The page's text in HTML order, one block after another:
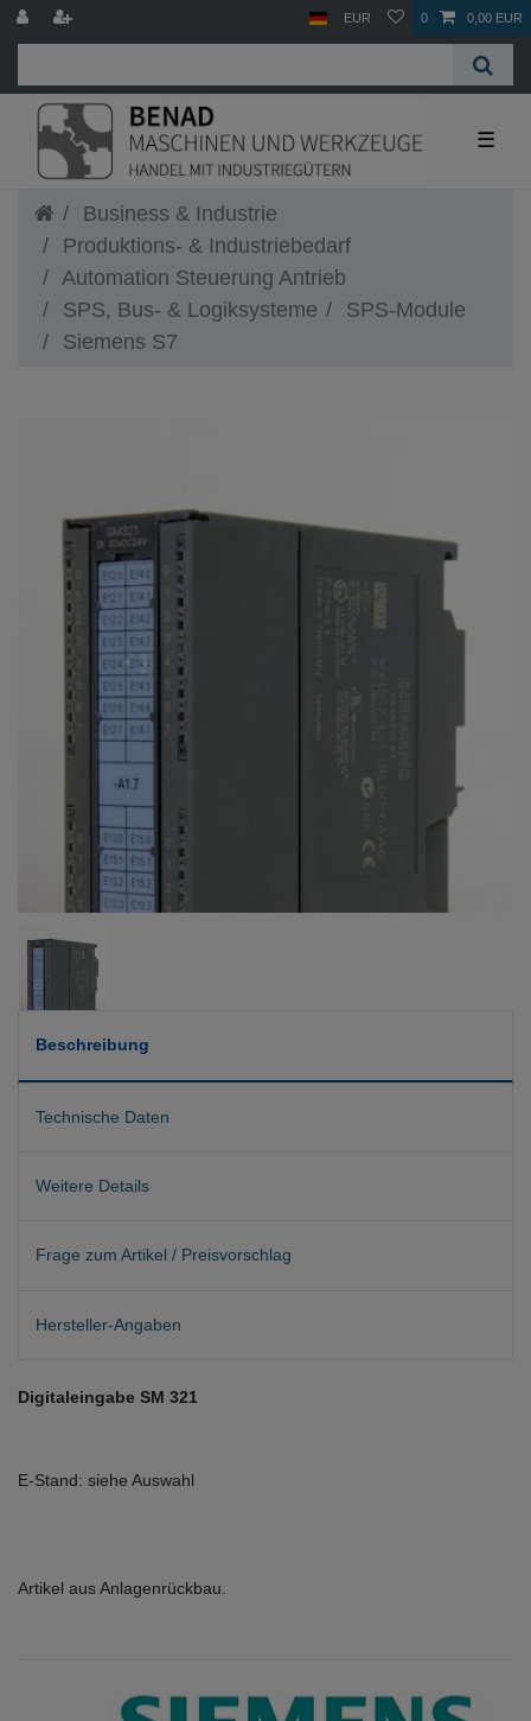
EUR 0 0,00 EUR
☰
Business & Industrie
Produktions- & Industriebedarf
Automation Steuerung Antrieb
SPS, Bus- & Logiksysteme
SPS-Module
Siemens S7
Beschreibung
Technische Daten
Weitere Details
Frage zum Artikel / Preisvorschlag
Hersteller-Angaben
Digitaleingabe SM 321
E-Stand: siehe Auswahl
Artikel aus Anlagenrückbau.